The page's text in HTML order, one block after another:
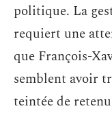
politique. La
requiert une
que François-
semblent avoir
teintée de